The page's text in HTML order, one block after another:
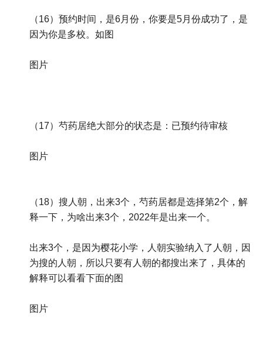
（16）预约时间，是6月份，你要是5月份成功了，是
因为你是多校。如图
图片
（17）芍药居绝大部分的状态是：已预约待审核
图片
（18）搜人朝，出来3个，芍药居都是选择第2个，解
释一下，为啥出来3个，2022年是出来一个。
出来3个，是因为樱花小学，人朝实验纳入了人朝，因
为搜的人朝，所以只要有人朝的都搜出来了，具体的
解释可以看看下面的图
图片